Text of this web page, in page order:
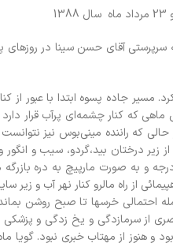
کرد. مسیر جاده پسوه ابتدا با عبور
طول دارد ولی به دلیل پیچ‌های زیاد و گردنه حدود یک ساعت و نیم طول خواهد کشید. ساعت 19
درختان بید،‌گردو، سیب و انگور
را باید طی کرد تا به ابتدای دره‌ی “بازرگه” برسیم. سمت راست از راه مالرو سنگ‌چین شده با
راه مالرو کنار نهر آب و زیر
احتمالی خرسها تا صبح روشن
از سرمازدگی و یخ زدگی و پزشکی